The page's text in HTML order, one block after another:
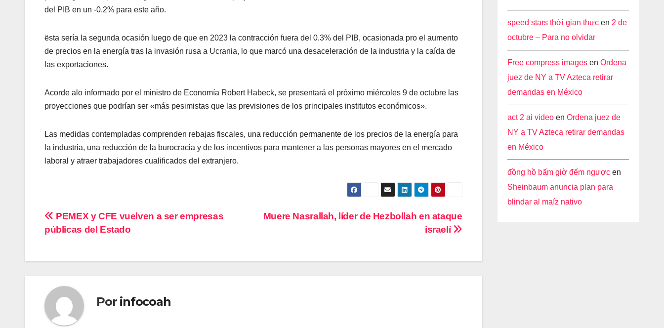
del PIB en un -0.2% para este año.
ësta sería la segunda ocasión luego de que en 2023 la contracción fuera del 0.3% del PIB, ocasionada pro el aumento
de precios en la energía tras la invasión rusa a Ucrania, lo que marcó una desaceleración de la industria y la caída de
las exportaciones.
Acorde alo informado por el ministro de Economía Robert Habeck, se presentará el próximo miércoles 9 de octubre las
proyecciones que podrían ser «más pesimistas que las previsiones de los principales institutos económicos».
Las medidas contempladas comprenden rebajas fiscales, una reducción permanente de los precios de la energía para
la industria, una reducción de la burocracia y de los incentivos para mantener a las personas mayores en el mercado
laboral y atraer trabajadores cualificados del extranjero.
Navegación
de
entradas
Muere Nasrallah, líder de Hezbollah en ataque
israelí
PEMEX y CFE vuelven a ser empresas
públicas del Estado
Por infocoah
speed stars thời gian thựcen 2 de
octubre – Para no olvidar
Free compress imagesen Ordena
juez de NY a TV Azteca retirar
demandas en México
act 2 ai videoen Ordena juez de
NY a TV Azteca retirar demandas
en México
đồng hồ bấm giờ đếm ngượcen
Sheinbaum anuncia plan para
blindar al maíz nativo